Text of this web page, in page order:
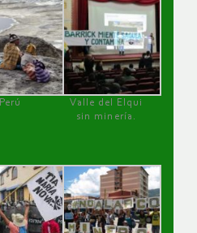
Perú
Valle del Elqui
sin minería.